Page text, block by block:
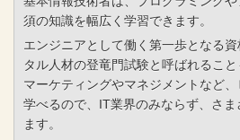
須の知識を幅広く学習できます。
エンジニアとして働く第一歩となる
タル人材の登竜門試験と呼ばれること
マーケティングやマネジメントなど
学べるので、IT業界のみならず、さま
ます。